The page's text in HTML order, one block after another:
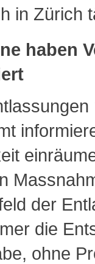
in Zürich
haben
der
die
ohne